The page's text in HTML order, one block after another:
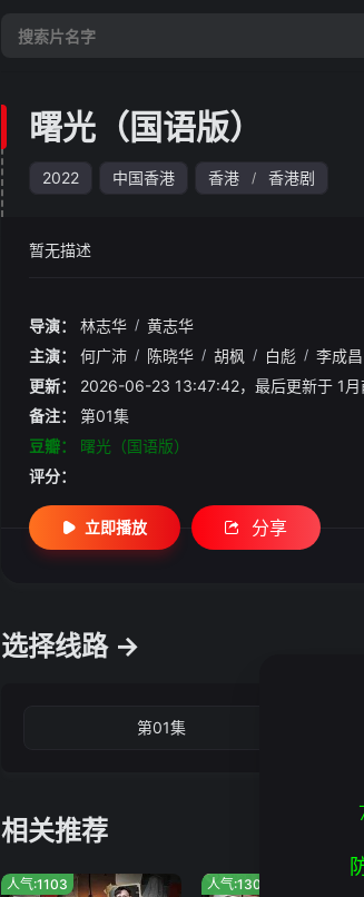
曙光（国语版）
2022 中国香港 香港 / 香港剧
暂无描述
导演：
林志华 / 黄志华
主演：
何广沛 / 陈晓华 / 胡枫 / 白彪 / 李成昌
更新：
2026-06-23 13:47:42，最后更新于 1月
备注：
第01集
豆瓣：
曙光（国语版）
评分：
立即播放 分享
选择线路 →
第01集
相关推荐
人气:1103 人气:1308